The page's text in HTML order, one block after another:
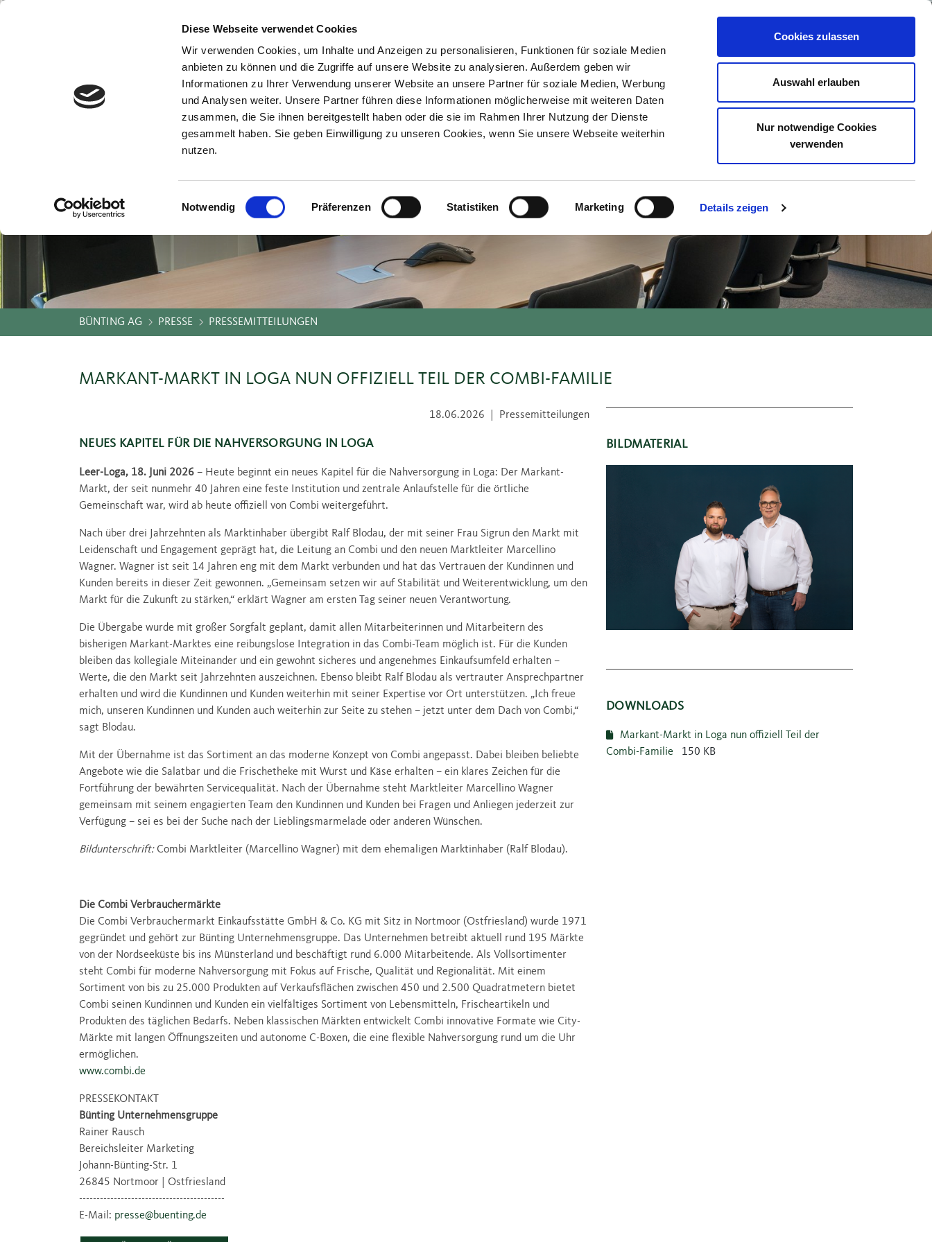
Diese Webseite verwendet Cookies
Wir verwenden Cookies, um Inhalte und Anzeigen zu personalisieren, Funktionen für soziale Medien
anbieten zu können und die Zugriffe auf unsere Website zu analysieren. Außerdem geben wir
Informationen zu Ihrer Verwendung unserer Website an unsere Partner für soziale Medien, Werbung
und Analysen weiter. Unsere Partner führen diese Informationen möglicherweise mit weiteren Daten
zusammen, die Sie ihnen bereitgestellt haben oder die sie im Rahmen Ihrer Nutzung der Dienste
gesammelt haben. Sie geben Einwilligung zu unseren Cookies, wenn Sie unsere Webseite weiterhin
nutzen.
Einwilligungsauswahl
Notwendig Präferenzen Statistiken Marketing Details zeigen
Cookies zulassen
Auswahl erlauben
Nur notwendige Cookies
verwenden
UNTERNEHMEN
GESELLSCHAFTEN KARRIERE PRESSE MITARBEITERBEREICH MITARBEITERBEREICH KONTAKT
BÜNTING AG PRESSE PRESSEMITTEILUNGEN
MARKANT-MARKT IN LOGA NUN OFFIZIELL TEIL DER COMBI-FAMILIE
18.06.2026 Pressemitteilungen
NEUES KAPITEL FÜR DIE NAHVERSORGUNG IN LOGA
Leer-Loga, 18. Juni 2026 – Heute beginnt ein neues Kapitel für die Nahversorgung in Loga: Der Markant-
Markt, der seit nunmehr 40 Jahren eine feste Institution und zentrale Anlaufstelle für die örtliche
Gemeinschaft war, wird ab heute offiziell von Combi weitergeführt.
Nach über drei Jahrzehnten als Marktinhaber übergibt Ralf Blodau, der mit seiner Frau Sigrun den Markt mit
Leidenschaft und Engagement geprägt hat, die Leitung an Combi und den neuen Marktleiter Marcellino
Wagner. Wagner ist seit 14 Jahren eng mit dem Markt verbunden und hat das Vertrauen der Kundinnen und
Kunden bereits in dieser Zeit gewonnen. „Gemeinsam setzen wir auf Stabilität und Weiterentwicklung, um den
Markt für die Zukunft zu stärken,“ erklärt Wagner am ersten Tag seiner neuen Verantwortung.
Die Übergabe wurde mit großer Sorgfalt geplant, damit allen Mitarbeiterinnen und Mitarbeitern des
bisherigen Markant-Marktes eine reibungslose Integration in das Combi-Team möglich ist. Für die Kunden
bleiben das kollegiale Miteinander und ein gewohnt sicheres und angenehmes Einkaufsumfeld erhalten –
Werte, die den Markt seit Jahrzehnten auszeichnen. Ebenso bleibt Ralf Blodau als vertrauter Ansprechpartner
erhalten und wird die Kundinnen und Kunden weiterhin mit seiner Expertise vor Ort unterstützen. „Ich freue
mich, unseren Kundinnen und Kunden auch weiterhin zur Seite zu stehen – jetzt unter dem Dach von Combi,“
sagt Blodau.
Mit der Übernahme ist das Sortiment an das moderne Konzept von Combi angepasst. Dabei bleiben beliebte
Angebote wie die Salatbar und die Frischetheke mit Wurst und Käse erhalten – ein klares Zeichen für die
Fortführung der bewährten Servicequalität. Nach der Übernahme steht Marktleiter Marcellino Wagner
gemeinsam mit seinem engagierten Team den Kundinnen und Kunden bei Fragen und Anliegen jederzeit zur
Verfügung – sei es bei der Suche nach der Lieblingsmarmelade oder anderen Wünschen.
Bildunterschrift:Combi Marktleiter (Marcellino Wagner) mit dem ehemaligen Marktinhaber (Ralf Blodau).
Die Combi Verbrauchermärkte
Die Combi Verbrauchermarkt Einkaufsstätte GmbH & Co. KG mit Sitz in Nortmoor (Ostfriesland) wurde 1971
gegründet und gehört zur Bünting Unternehmensgruppe. Das Unternehmen betreibt aktuell rund 195 Märkte
von der Nordseeküste bis ins Münsterland und beschäftigt rund 6.000 Mitarbeitende. Als Vollsortimenter
steht Combi für moderne Nahversorgung mit Fokus auf Frische, Qualität und Regionalität. Mit einem
Sortiment von bis zu 25.000 Produkten auf Verkaufsflächen zwischen 450 und 2.500 Quadratmetern bietet
Combi seinen Kundinnen und Kunden ein vielfältiges Sortiment von Lebensmitteln, Frischeartikeln und
Produkten des täglichen Bedarfs. Neben klassischen Märkten entwickelt Combi innovative Formate wie City-
Märkte mit langen Öffnungszeiten und autonome C-Boxen, die eine flexible Nahversorgung rund um die Uhr
ermöglichen.
www.combi.de
PRESSEKONTAKT
Bünting Unternehmensgruppe
Rainer Rausch
Bereichsleiter Marketing
Johann-Bünting-Str. 1
26845 Nortmoor | Ostfriesland
------------------------------------------
E-Mail: presse@buenting.de
BILDMATERIAL
DOWNLOADS
Markant-Markt in Loga nun offiziell Teil der
Combi-Familie
150 KB